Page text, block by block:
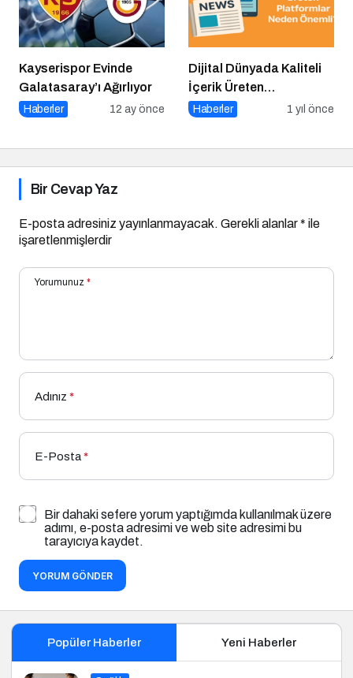
Kayserispor Evinde
Galatasaray’ı Ağırlıyor
Haberler 12 ay önce
Dijital Dünyada Kaliteli
İçerik Üreten
Platformlar Neden
Haberler 1 yıl önce
Bir Cevap Yaz
E-posta adresiniz yayınlanmayacak. Gerekli alanlar* ile
işaretlenmişlerdir
Yorumunuz *
Adınız *
E-Posta*
Bir dahaki sefere yorum yaptığımda kullanılmak üzere
adımı, e-posta adresimi ve web site adresimi bu
tarayıcıya kaydet.
YORUM GÖNDER
Popüler Haberler Yeni Haberler